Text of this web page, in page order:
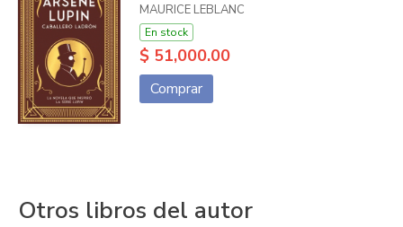
MAURICE LEBLANC
En stock
$ 51,000.00
Comprar
Otros libros del autor